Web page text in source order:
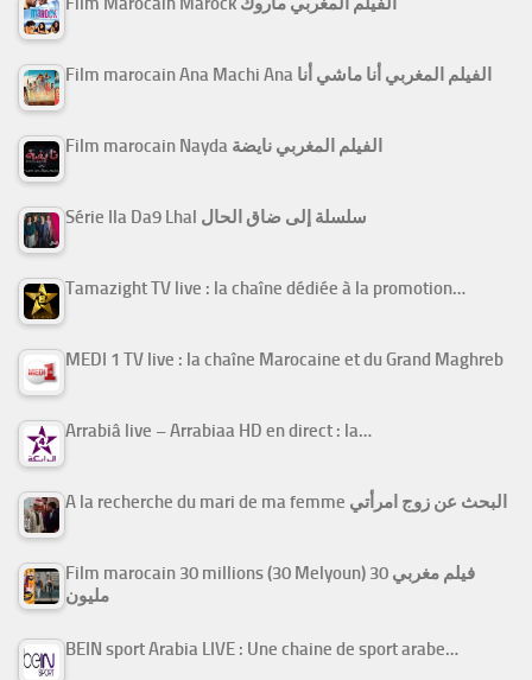
Film marocain Ana Machi Ana الفيلم المغربي أنا ماشي أنا
Film marocain Nayda الفيلم المغربي نايضة
Série Ila Da9 Lhal سلسلة إلى ضاق الحال
Tamazight TV live : la chaîne dédiée à la promotion…
MEDI 1 TV live : la chaîne Marocaine et du Grand Maghreb
Arrabiâ live – Arrabiaa HD en direct : la…
A la recherche du mari de ma femme البحث عن زوج امرأتي
Film marocain 30 millions (30 Melyoun) فيلم مغربي 30
مليون
BEIN sport Arabia LIVE : Une chaine de sport arabe…